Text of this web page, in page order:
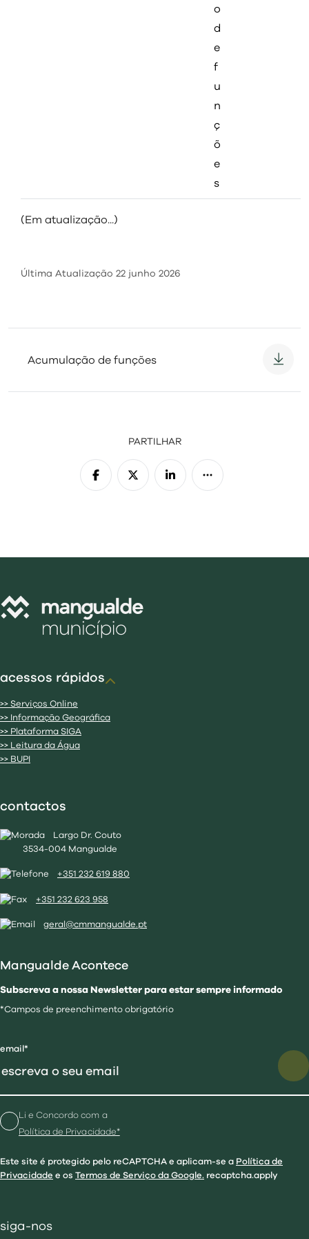
o
d
e
f
u
n
ç
õ
e
s
(Em atualização...)
Última Atualização 22 junho 2026
Acumulação de funções
PARTILHAR
acessos rápidos
>> Serviços Online
>> Informação Geográfica
>> Plataforma SIGA
>> Leitura da Água
>> BUPI
contactos
Largo Dr. Couto
3534-004 Mangualde
+351 232 619 880
+351 232 623 958
geral@cmmangualde.pt
Mangualde Acontece
Subscreva a nossa Newsletter para estar sempre informado
*Campos de preenchimento obrigatório
email*
Li e Concordo com a
Política de Privacidade*
Este site é protegido pelo reCAPTCHA e aplicam-se a Política de
Privacidade e os Termos de Serviço da Google. recaptcha.apply
siga-nos